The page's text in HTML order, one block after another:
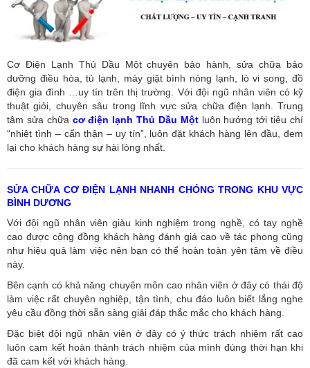
Cơ Điện Lạnh Thủ Dầu Một chuyên bảo hành, sửa chữa bảo
dưỡng điều hòa, tủ lạnh, máy giặt bình nóng lạnh, lò vi song, đồ
điện gia đình …uy tín trên thị trường. Với đội ngũ nhân viên có kỹ
thuật giỏi, chuyên sâu trong lĩnh vực sửa chữa điện lạnh. Trung
tâm sửa chữa cơ điện lạnh Thủ Dầu Mộtluôn hướng tới tiêu chí
“nhiệt tình – cẩn thận – uy tín”, luôn đặt khách hàng lên đầu, đem
lại cho khách hàng sự hài lòng nhất.
SỬA CHỮA CƠ ĐIỆN LẠNH NHANH CHÓNG TRONG KHU VỰC
BÌNH DƯƠNG
Với đội ngũ nhân viên giàu kinh nghiệm trong nghề, có tay nghề
cao được cộng đồng khách hàng đánh giá cao về tác phong cũng
như hiệu quả làm việc nên bạn có thể hoàn toàn yên tâm về điều
này.
Bên cạnh có khả năng chuyên môn cao nhân viên ở đây có thái độ
làm việc rất chuyên nghiệp, tận tình, chu đáo luôn biết lắng nghe
yêu cầu đồng thời sẵn sàng giải đáp thắc mắc cho khách hàng.
Đặc biệt đội ngũ nhân viên ở đây có ý thức trách nhiệm rất cao
luôn cam kết hoàn thành trách nhiệm của mình đúng thời hạn khi
đã cam kết với khách hàng.